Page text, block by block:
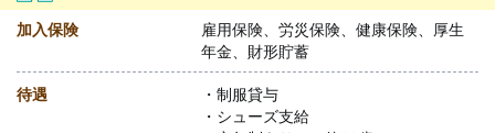
加入保険
雇用保険、労災保険、健康保険、厚生
年金、財形貯蓄
待遇
・制服貸与
・シューズ支給